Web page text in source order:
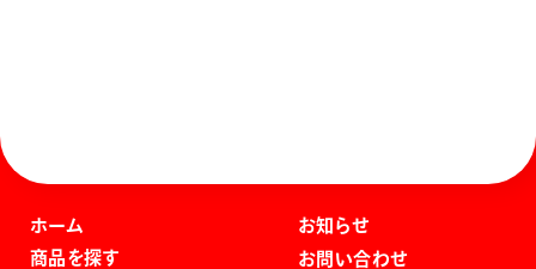
ホーム
商品を探す
お知らせ
お問い合わせ